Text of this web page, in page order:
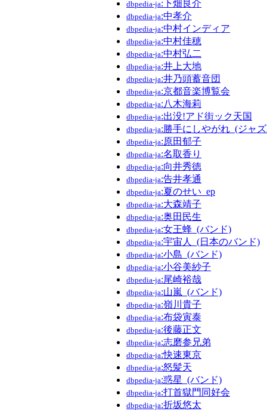
dbpedia-ja:下畑良介
dbpedia-ja:中孝介
dbpedia-ja:中村インディア
dbpedia-ja:中村佳穂
dbpedia-ja:中村弘二
dbpedia-ja:井上大地
dbpedia-ja:井乃頭蓄音団
dbpedia-ja:京都音楽博覧会
dbpedia-ja:八木海莉
dbpedia-ja:出没!アド街ック天国
dbpedia-ja:勝手にしやがれ_(ジャ
dbpedia-ja:原田郁子
dbpedia-ja:名取香り
dbpedia-ja:向井秀徳
dbpedia-ja:告井孝通
dbpedia-ja:夏のせい_ep
dbpedia-ja:大森靖子
dbpedia-ja:奥田民生
dbpedia-ja:女王蜂_(バンド)
dbpedia-ja:宇宙人_(日本のバンド)
dbpedia-ja:小島_(バンド)
dbpedia-ja:小谷美紗子
dbpedia-ja:尾崎裕哉
dbpedia-ja:山嵐_(バンド)
dbpedia-ja:嶺川貴子
dbpedia-ja:布袋寅泰
dbpedia-ja:後藤正文
dbpedia-ja:志磨参兄弟
dbpedia-ja:快速東京
dbpedia-ja:怒髪天
dbpedia-ja:惑星_(バンド)
dbpedia-ja:打首獄門同好会
dbpedia-ja:折坂悠太